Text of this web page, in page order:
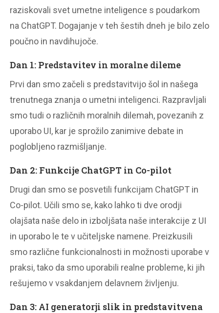
raziskovali svet umetne inteligence s poudarkom
na ChatGPT. Dogajanje v teh šestih dneh je bilo zelo
poučno in navdihujoče.
Dan 1: Predstavitev in moralne dileme
Prvi dan smo začeli s predstavitvijo šol in našega
trenutnega znanja o umetni inteligenci. Razpravljali
smo tudi o različnih moralnih dilemah, povezanih z
uporabo UI, kar je sprožilo zanimive debate in
poglobljeno razmišljanje.
Dan 2: Funkcije ChatGPT in Co-pilot
Drugi dan smo se posvetili funkcijam ChatGPT in
Co-pilot. Učili smo se, kako lahko ti dve orodji
olajšata naše delo in izboljšata naše interakcije z UI
in uporabo le te v učiteljske namene. Preizkusili
smo različne funkcionalnosti in možnosti uporabe v
praksi, tako da smo uporabili realne probleme, ki jih
rešujemo v vsakdanjem delavnem življenju.
Dan 3: AI generatorji slik in predstavitvena